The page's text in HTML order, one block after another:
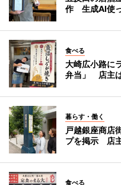
作 生成AI使
食べる
大崎広小路に
弁当」 店主
暮らす・働く
戸越銀座商店
プを掲示 店
食べる